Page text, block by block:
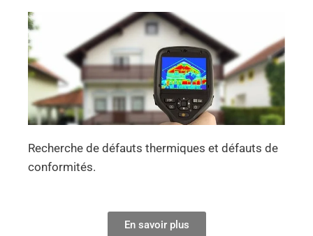
Recherche de défauts thermiques et défauts de
conformités.
En savoir plus